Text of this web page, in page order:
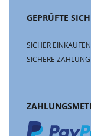
GEPRÜFTE
SICHER
SICHERE